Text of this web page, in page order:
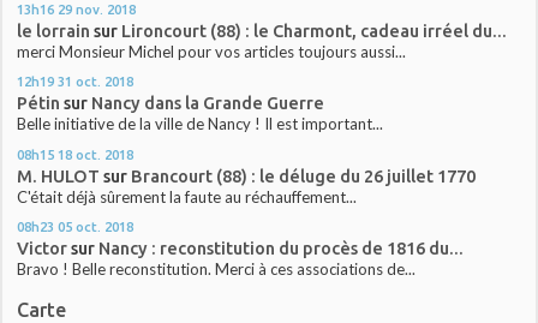
13h16 29 nov. 2018
le lorrain sur Lironcourt (88) : le Charmont, cadeau irréel du...
merci Monsieur Michel pour vos articles toujours aussi...
12h19 31 oct. 2018
Pétin sur Nancy dans la Grande Guerre
Belle initiative de la ville de Nancy ! Il est important...
08h15 18 oct. 2018
M. HULOT sur Brancourt (88) : le déluge du 26 juillet 1770
C'était déjà sûrement la faute au réchauffement...
08h23 05 oct. 2018
Victorsur Nancy : reconstitution du procès de 1816 du...
Bravo ! Belle reconstitution. Merci à ces associations de...
Carte